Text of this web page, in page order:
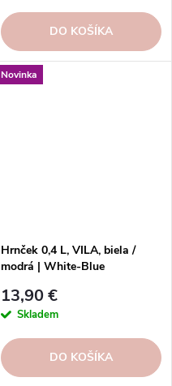
DO KOŠÍKA
Novinka
Hrnček 0,4 L, VILA, biela /
modrá | White-Blue
13,90 €
Skladem
DO KOŠÍKA